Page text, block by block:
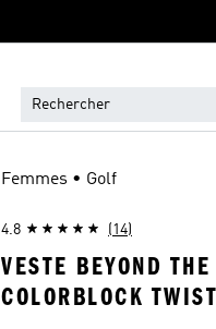
Femmes • Golf
4.8 (14)
VESTE BEYOND THE
COLORBLOCK